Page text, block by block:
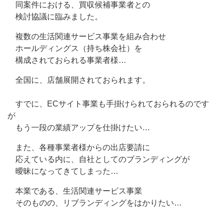
同案件における、買収候補事業者との
検討協議に臨みました。
複数の生活関連サービス事業を組み合わせ
ホールディングス（持ち株会社）を
構成されておられる事業者様…
全国に、店舗展開されておられます。
すでに、ECサイト事業も手掛けられておられるのです
が
もう一段の業績アップを仕掛けたい…
また、各種事業者様からの出店要請に
応えている内に、自社としてのブランディングが
曖昧になってきてしまった…
本業である、生活関連サービス事業
そのものの、リブランディングをはかりたい…